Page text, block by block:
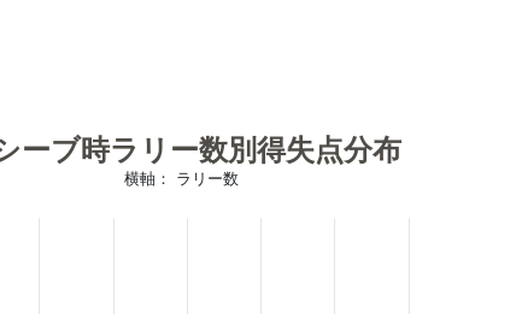
ーブ時ラリー数別得失点分布
横軸： ラリー数